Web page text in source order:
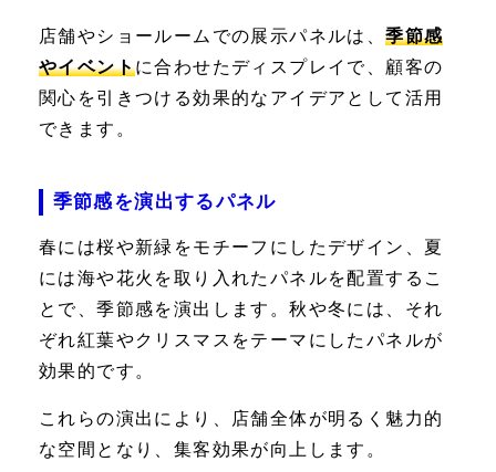
店舗やショールームでの展示パネルは、季節感
やイベントに合わせたディスプレイで、顧客の
関心を引きつける効果的なアイデアとして活用
できます。
季節感を演出するパネル
春には桜や新緑をモチーフにしたデザイン、夏
には海や花火を取り入れたパネルを配置するこ
とで、季節感を演出します。秋や冬には、それ
ぞれ紅葉やクリスマスをテーマにしたパネルが
効果的です。
これらの演出により、店舗全体が明るく魅力的
な空間となり、集客効果が向上します。